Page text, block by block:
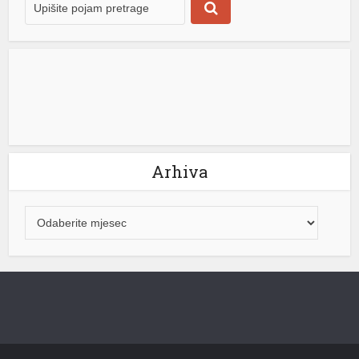
Arhiva